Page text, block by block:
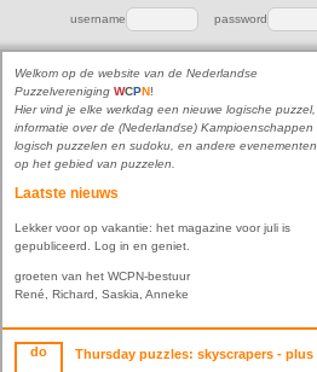
username password
Welkom op de website van de Nederlandse
Puzzelvereniging WCPN!
Hier vind je elke werkdag een nieuwe logische puzzel,
informatie over de (Nederlandse) Kampioenschappen
logisch puzzelen en sudoku, en andere evenementen
op het gebied van puzzelen.
Laatste nieuws
Lekker voor op vakantie: het magazine voor juli is
gepubliceerd. Log in en geniet.
groeten van het WCPN-bestuur
René, Richard, Saskia, Anneke
do Thursday puzzles: skyscrapers - plus